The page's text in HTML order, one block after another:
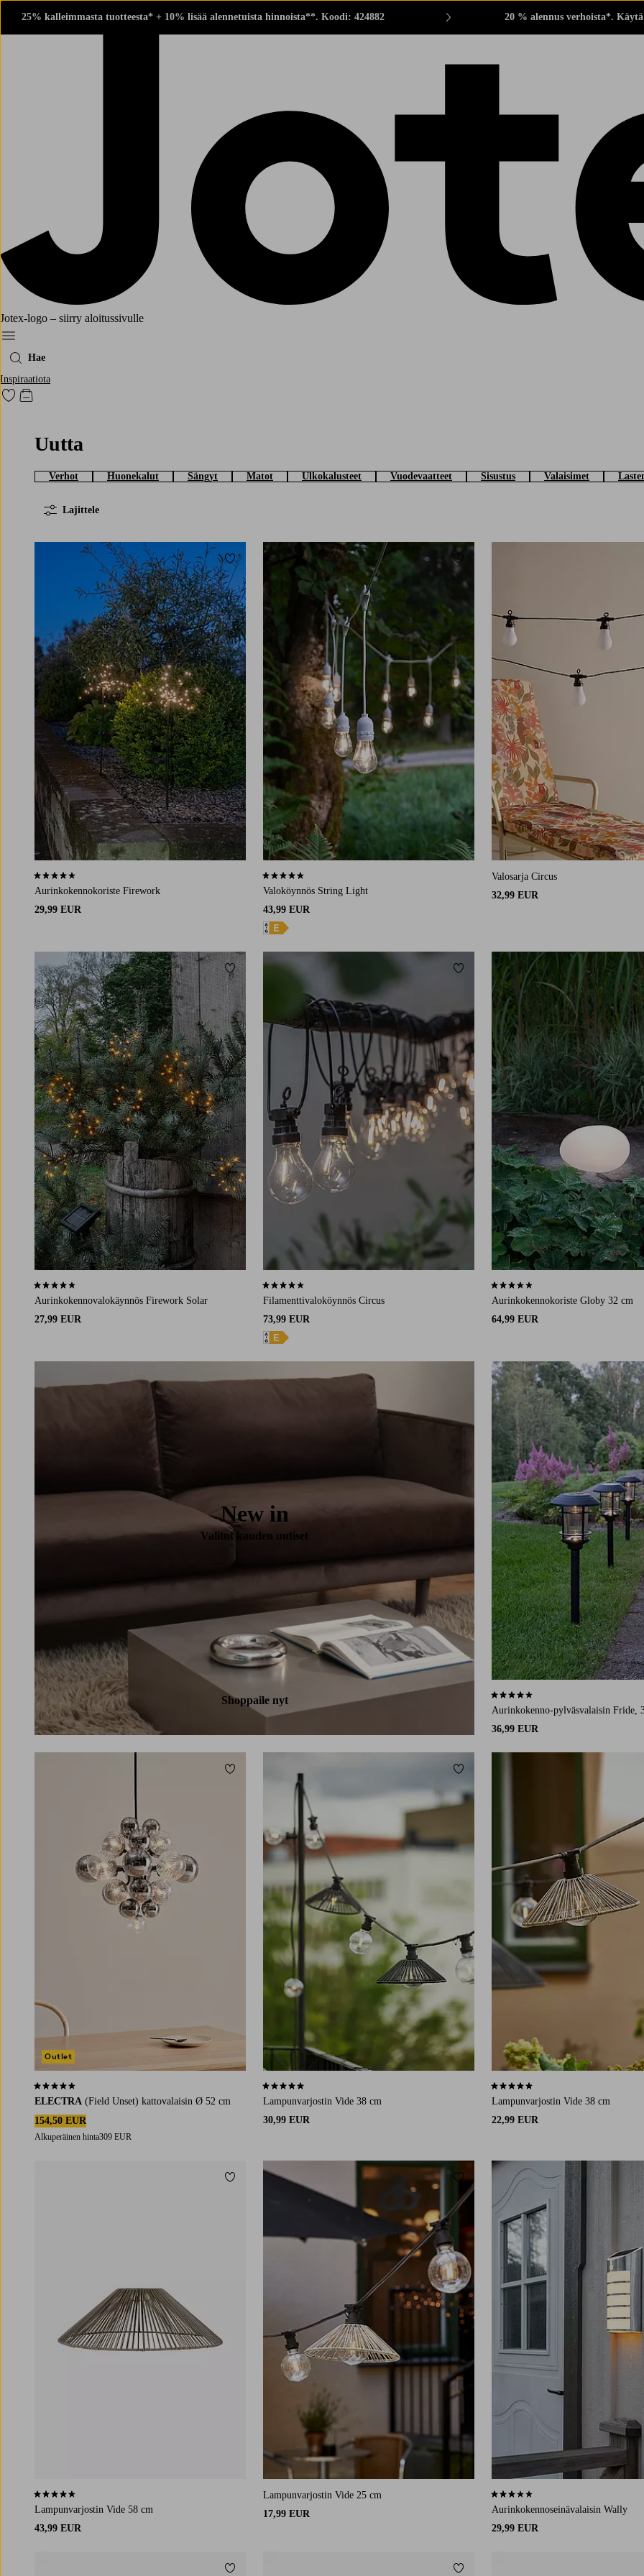
25% kalleimmasta tuotteesta* + 10% lisää alennetuista hinnoista**. Koodi: 424882 20 % alennus verhoista*.
Jotex-logo – siirry aloitussivulle
Menu
Hae
Inspiraatiota
Siirry merkittyihin suosikkituotteisiin
Siirry ostoskoriin
Uutta
Verhot Huonekalut Sängyt Matot Ulkokalusteet Vuodevaatteet Sisustus Valaisimet
Lajittele
Aurinkokennokoriste Firework
29,99 EUR
4,1 perustuen 23 arvosanaan
Lisää suosikkeihin
Valoköynnös String Light
43,99 EUR
4,7 perustuen 9 arvosanaan
Lisää suosikkeihin
Valosarja Circus
32,99 EUR
Aurinkokennovalokäynnös Firework Solar
27,99 EUR
4,0 perustuen 21 arvosanaan
Lisää suosikkeihin
Filamenttivaloköynnös Circus
73,99 EUR
4,1 perustuen 20 arvosanaan
Lisää suosikkeihin
Aurinkokennokoriste Globy 32 cm
64,99 EUR
3,7 perustuen 6 arvosanaan
New in
Valitut kauden uutiset
Shoppaile nyt
Aurinkokenno-pylväsvalaisin Fride,
36,99 EUR
4,1 perustuen 37 arvosanaan
ELECTRA (Field Unset) kattovalaisin Ø 52 cm
154,50 EUR
Alkuperäinen hinta309 EUR
4,4 perustuen 53 arvosanaan
Outlet
Lisää suosikkeihin
Lampunvarjostin Vide 38 cm
30,99 EUR
5,0 perustuen 1 arvosanaan
Lisää suosikkeihin
Lampunvarjostin Vide 38 cm
22,99 EUR
5,0 perustuen 1 arvosanaan
Lampunvarjostin Vide 58 cm
43,99 EUR
4,7 perustuen 3 arvosanaan
Lisää suosikkeihin
Lampunvarjostin Vide 25 cm
17,99 EUR
Lisää suosikkeihin
Aurinkokennoseinävalaisin Wally
29,99 EUR
3,2 perustuen 9 arvosanaan
Lisää suosikkeihin Lisää suosikkeihin